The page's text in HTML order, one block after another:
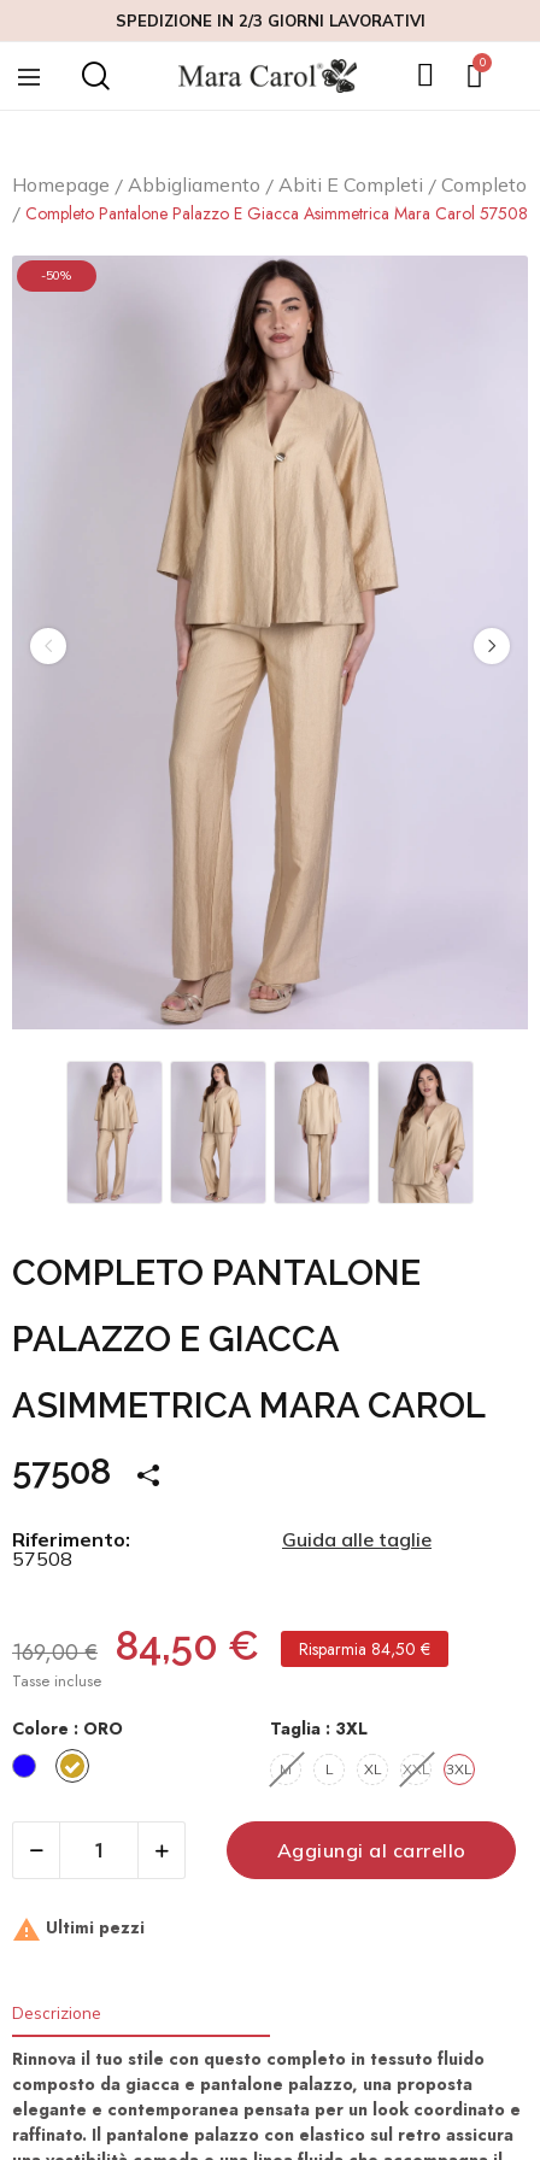
SPEDIZIONE IN 2/3 GIORNI LAVORATIVI
Homepage Abbigliamento Abiti E Completi
Completo
Completo Pantalone Palazzo E Giacca Asimmetrica Mara Carol 57508
-50%
COMPLETO PANTALONE
PALAZZO E GIACCA
ASIMMETRICA MARA CAROL
57508
Riferimento:
57508
Guida alle taglie
169,00 € 84,50 € Risparmia 84,50 €
Tasse incluse
Colore : ORO
BLU​
ORO
Taglia : 3XL
M​ L XL XXL​ 3XL
Aggiungi al carrello
 Ultimi pezzi
Descrizione
Rinnova il tuo stile con questo completo in tessuto fluido
composto da giacca e pantalone palazzo, una proposta
elegante e contemporanea pensata per un look coordinato e
raffinato. Il pantalone palazzo con elastico sul retro assicura